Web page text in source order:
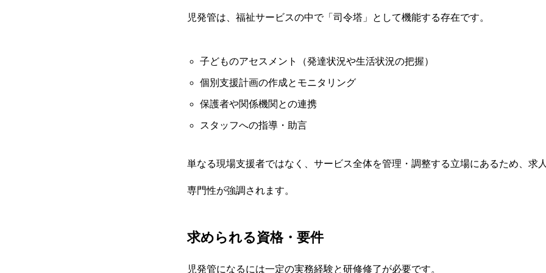
児発管は、福祉サービスの中で「司令塔」として機能する存在です。
子どものアセスメント（発達状況や生活状況の把握）
個別支援計画の作成とモニタリング
保護者や関係機関との連携
スタッフへの指導・助言
単なる現場支援者ではなく、サービス全体を管理・調整する立場にあるため、求
専門性が強調されます。
求められる資格・要件
児発管になるには一定の実務経験と研修修了が必要です。